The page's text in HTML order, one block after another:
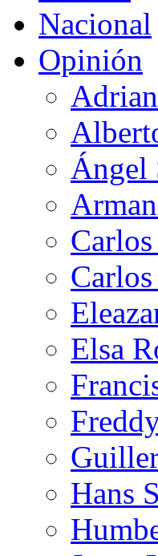
Nacional
Opinión
Ángel
Elsa
Hans